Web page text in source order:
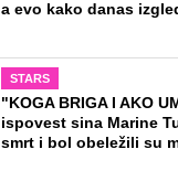
a evo kako danas
STARS
"KOGA BRIGA I AKO
ispovest sina Marine
smrt i bol obeležili su